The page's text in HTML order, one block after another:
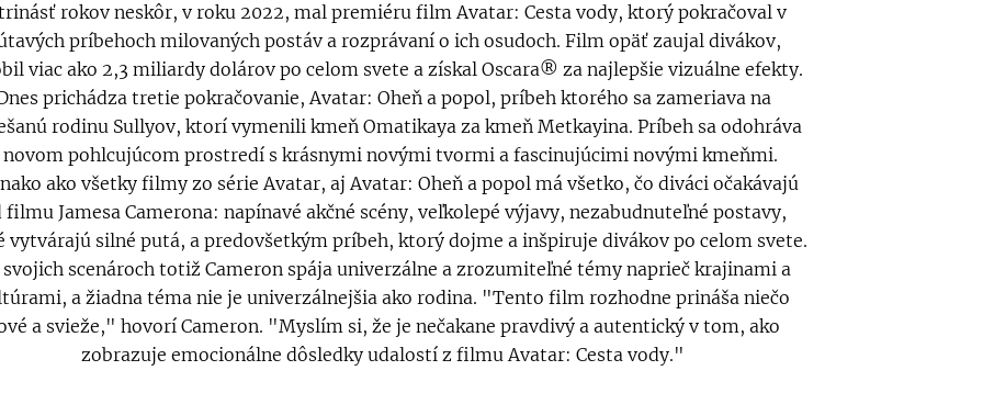
rokov neskôr, v roku 2022, mal premiéru film Avatar: Cesta vody, ktorý pokračoval v
príbehoch milovaných postáv a rozprávaní o ich osudoch. Film opäť zaujal divákov,
viac ako 2,3 miliardy dolárov po celom svete a získal Oscara® za najlepšie vizuálne efekty.
prichádza tretie pokračovanie, Avatar: Oheň a popol, príbeh ktorého sa zameriava na
rodinu Sullyov, ktorí vymenili kmeň Omatikaya za kmeň Metkayina. Príbeh sa odohráva
novom pohlcujúcom prostredí s krásnymi novými tvormi a fascinujúcimi novými kmeňmi.
ako všetky filmy zo série Avatar, aj Avatar: Oheň a popol má všetko, čo diváci očakávajú
filmu Jamesa Camerona: napínavé akčné scény, veľkolepé výjavy, nezabudnuteľné postavy,
vytvárajú silné putá, a predovšetkým príbeh, ktorý dojme a inšpiruje divákov po celom svete.
svojich scenároch totiž Cameron spája univerzálne a zrozumiteľné témy naprieč krajinami a
a žiadna téma nie je univerzálnejšia ako rodina. "Tento film rozhodne prináša niečo
a svieže," hovorí Cameron. "Myslím si, že je nečakane pravdivý a autentický v tom, ako
zobrazuje emocionálne dôsledky udalostí z filmu Avatar: Cesta vody."